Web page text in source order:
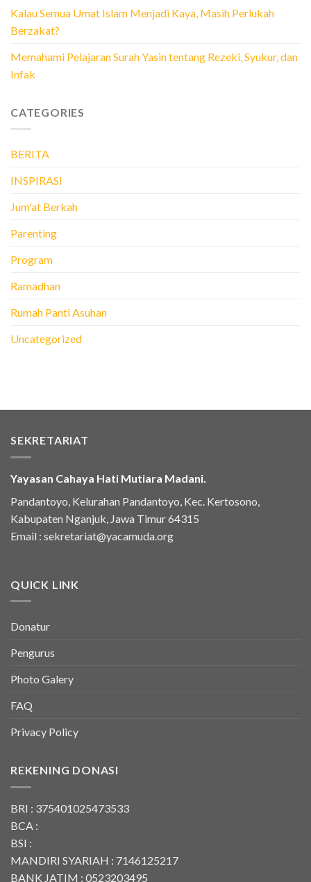
Kalau Semua Umat Islam Menjadi Kaya, Masih Perlukah
Berzakat?
Memahami Pelajaran Surah Yasin tentang Rezeki, Syukur, dan
Infak
CATEGORIES
BERITA
INSPIRASI
Jum'at Berkah
Parenting
Program
Ramadhan
Rumah Panti Asuhan
Uncategorized
SEKRETARIAT
Yayasan Cahaya Hati Mutiara Madani.
Pandantoyo, Kelurahan Pandantoyo, Kec. Kertosono,
Kabupaten Nganjuk, Jawa Timur 64315
Email : sekretariat@yacamuda.org
QUICK LINK
Donatur
Pengurus
Photo Galery
FAQ
Privacy Policy
REKENING DONASI
BRI : 375401025473533
BCA :
BSI :
MANDIRI SYARIAH : 7146125217
BANK JATIM : 0523203495